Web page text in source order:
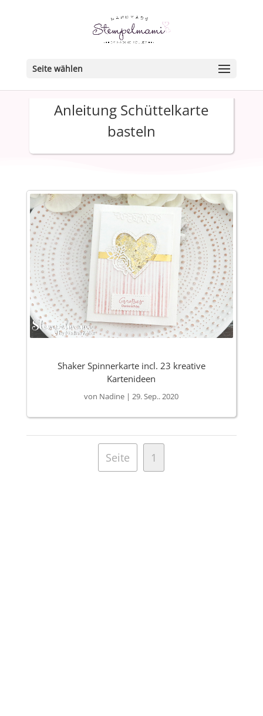
Seite wählen
Anleitung Schüttelkarte
basteln
Shaker Spinnerkarte incl. 23 kreative
Kartenideen
von Nadine |29. Sep.. 2020
Seite 1